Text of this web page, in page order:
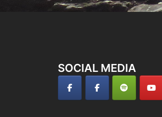
SOCIAL MEDIA